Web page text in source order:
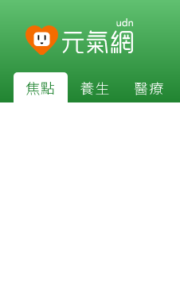
焦點 養生 醫療